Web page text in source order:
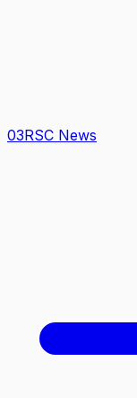
03RSC News